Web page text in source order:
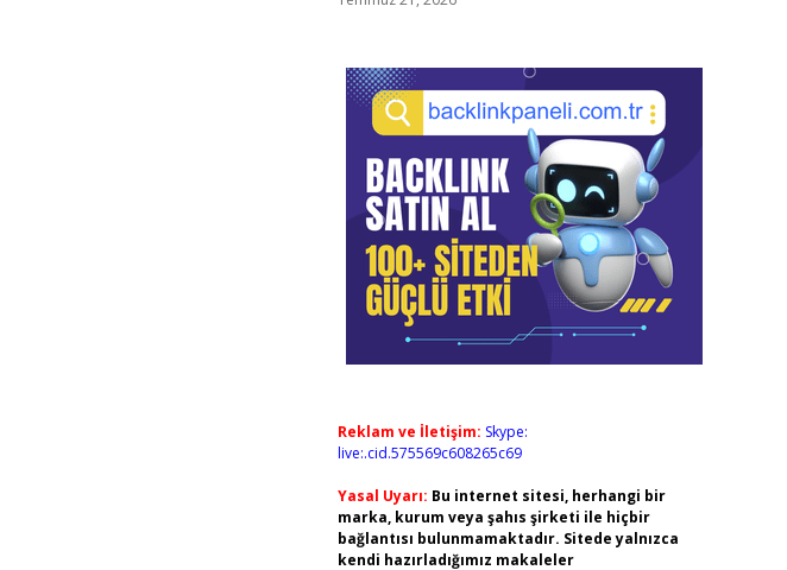
Reklam ve İletişim: Skype:
live:.cid.575569c608265c69
Yasal Uyarı: Bu internet sitesi, herhangi bir
marka, kurum veya şahıs şirketi ile hiçbir
bağlantısı bulunmamaktadır. Sitede yalnızca
kendi hazırladığımız makaleler